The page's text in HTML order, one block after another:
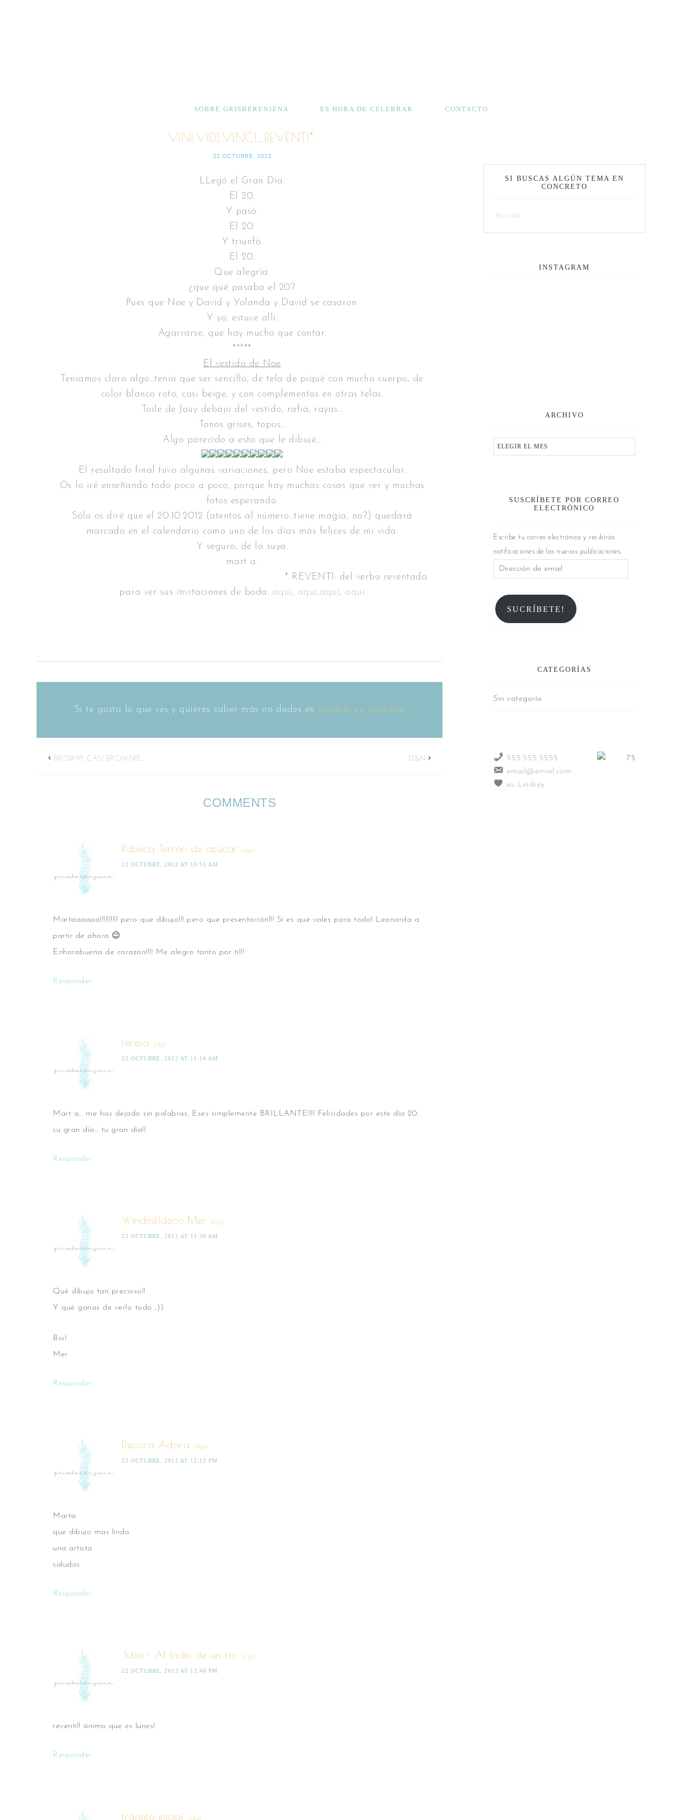
SOBRE GRISBERENJENA ES HORA DE CELEBRAR CONTACTO
VINI,VIDI,VINCI…REVENTI*.
22 OCTUBRE, 2012
LLegó el Gran Día.
El 20.
Y pasó.
El 20.
Y triunfó.
El 20.
Que alegría.
¿que qué pasaba el 20?
Pues que Noe y David y Yolanda y David se casaron.
Y yo, estuve allí.
Agarrarse, que hay mucho que contar.
*****
El vestido de Noe
Teníamos claro algo…tenía que ser sencillo, de tela de piqué con mucho cuerpo, de
color blanco roto, casi beige, y con complementos en otras telas.
Toile de Jouy debajo del vestido, rafia, rayas…
Tonos grises, topos…
Algo parecido a esto que le dibujé…
El resultado final tuvo algunas variaciones, pero Noe estaba espectacular.
Os lo iré enseñando todo poco a poco, porque hay muchas cosas que ver y muchas
fotos esperando.
Sólo os diré que el 20.10.2012 (atentos al número…tiene magia, no?) quedará
marcado en el calendario como uno de los días más felices de mi vida.
Y seguro, de la suya.
mart a.
* REVENTI: del verbo reventada
para ver sus invitaciones de boda: aquí, aquí,aquí, aquí
Si te gusta lo que ves y quieres saber más no dudes en ponerte en contacto
BROWM, CASI BROWNIE… D&N
COMMENTS
Rebeca Terrón de azúcar says
22 OCTUBRE, 2012 AT 10:51 AM
Martaaaaaa!!!!!!!!!! pero que dibujo!!! pero que presentación!!! Si es que vales para todo! Leonarda a
partir de ahora 😉
Enhorabuena de corazón!!!! Me alegro tanto por ti!!!
Responder
teresa says
22 OCTUBRE, 2012 AT 11:14 AM
Mart a… me has dejado sin palabras. Eses simplemente BRILLANTE!!!! Felicidades por este día 20:
su gran día… tu gran día!!
Responder
Windmilldeco Mer says
22 OCTUBRE, 2012 AT 11:38 AM
Qué dibujo tan precioso!!
Y qué ganas de verlo todo ;))
Bss!
Mer
Responder
Decora Adora says
22 OCTUBRE, 2012 AT 12:13 PM
Marta
que dibujo mas lindo
una artista
saludos
Responder
Julia - Al lado de un río says
22 OCTUBRE, 2012 AT 12:40 PM
reventi!! ánimo que es lunes!
Responder
tránsito inicial says
SI BUSCAS ALGÚN TEMA EN
CONCRETO
INSTAGRAM
ARCHIVO
SUSCRÍBETE POR CORREO
ELECTRÓNICO
Escribe tu correo electrónico y recibirás
notificaciones de las nuevas publicaciones.
SUCRÍBETE!
CATEGORÍAS
Sin categoría
555.555.5555
email@email.com
xo Lindsey